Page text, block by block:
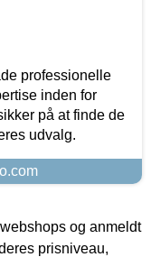
professionelle
inden for
på at finde de
udvalg.
og anmeldt
prisniveau,